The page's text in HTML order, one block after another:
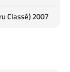
Classé) 2007